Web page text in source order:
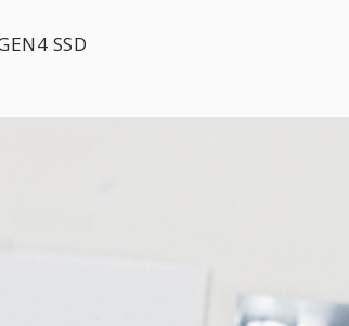
SSD